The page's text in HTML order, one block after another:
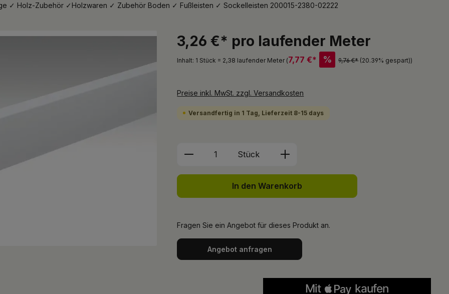
✓ Holz-Zubehör ✓Holzwaren ✓ Zubehör Boden ✓ Fußleisten ✓ Sockelleisten 200015-2380-02222
3,26 €* pro laufender Meter
Inhalt: 1 Stück = 2,38 laufender Meter (7,77 €* % 9,76 €* (20.39% gespart))
Preise inkl. MwSt. zzgl. Versandkosten
Versandfertig in 1 Tag, Lieferzeit 8-15 days
Produkt Anzahl: Gib den gewünschten Wert
Stück
In den Warenkorb
Fragen Sie ein Angebot für dieses Produkt an.
Angebot anfragen